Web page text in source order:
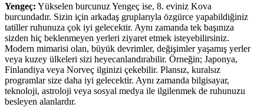
Yengeç: Yükselen burcunuz Yengeç ise, 8. eviniz Kova
burcundadır. Sizin için arkadaş gruplarıyla özgürce yapabildiğiniz
tatiller ruhunuza çok iyi gelecektir. Aynı zamanda tek başınıza
sizden hiç beklenmeyen yerleri ziyaret etmek isteyebilirsiniz.
Modern mimarisi olan, büyük devrimler, değişimler yaşamış yerler
veya kuzey ülkeleri sizi heyecanlandırabilir. Örneğin; Japonya,
Finlandiya veya Norveç ilginizi çekebilir. Plansız, kuralsız
programlar size daha iyi gelecektir. Aynı zamanda bilgisayar,
teknoloji, astroloji veya sosyal medya ile ilgilenmek de ruhunuzu
besleyen alanlardır.